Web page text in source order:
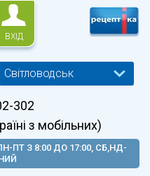
ВХІД
Світловодськ
302
з мобільних)
ПТ З 8:00 ДО 17:00, СБ,НД-